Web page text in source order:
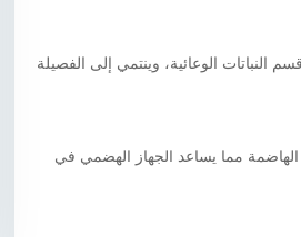
النباتات الوعائية، وينتمي إلى الفصيلة
الهاضمة مما يساعد الجهاز الهضمي في